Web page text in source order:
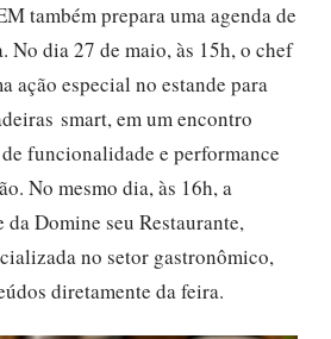
também prepara uma agenda de
No dia 27 de maio, às 15h, o chef
ação especial no estande para
smart, em um encontro
funcionalidade e performance
No mesmo dia, às 16h, a
da Domine seu Restaurante,
no setor gastronômico,
diretamente da feira.